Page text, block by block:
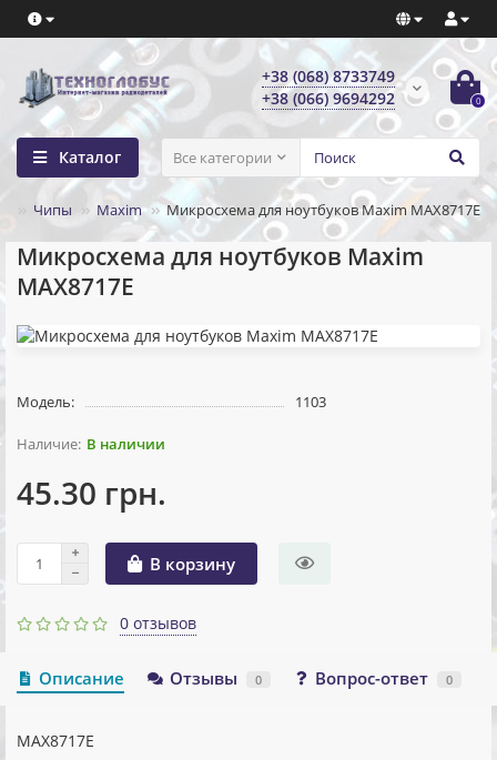
+38 (068) 8733749
+38 (066) 9694292
0
Каталог Все категории
Чипы Maxim Микросхема для ноутбуков Maxim MAX8717E
Микросхема для ноутбуков Maxim
MAX8717E
Модель: 1103
В наличии
45.30 грн.
В корзину
0 отзывов
Описание Отзывы 0 Вопрос-ответ 0
MAX8717E